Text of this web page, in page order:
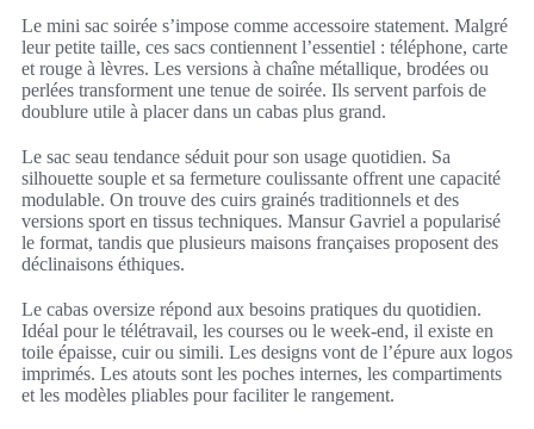
Le mini sac soirée s’impose comme accessoire statement. Malgré
leur petite taille, ces sacs contiennent l’essentiel : téléphone, carte
et rouge à lèvres. Les versions à chaîne métallique, brodées ou
perlées transforment une tenue de soirée. Ils servent parfois de
doublure utile à placer dans un cabas plus grand.
Le sac seau tendance séduit pour son usage quotidien. Sa
silhouette souple et sa fermeture coulissante offrent une capacité
modulable. On trouve des cuirs grainés traditionnels et des
versions sport en tissus techniques. Mansur Gavriel a popularisé
le format, tandis que plusieurs maisons françaises proposent des
déclinaisons éthiques.
Le cabas oversize répond aux besoins pratiques du quotidien.
Idéal pour le télétravail, les courses ou le week-end, il existe en
toile épaisse, cuir ou simili. Les designs vont de l’épure aux logos
imprimés. Les atouts sont les poches internes, les compartiments
et les modèles pliables pour faciliter le rangement.